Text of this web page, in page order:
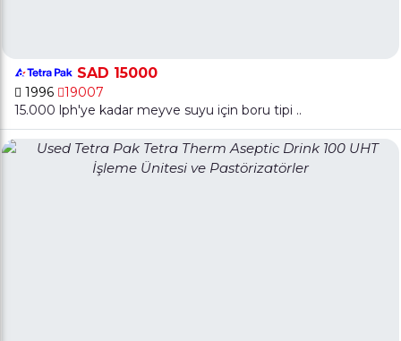
SAD 15000
1996
19007
15.000 lph'ye kadar meyve suyu için boru tipi ..